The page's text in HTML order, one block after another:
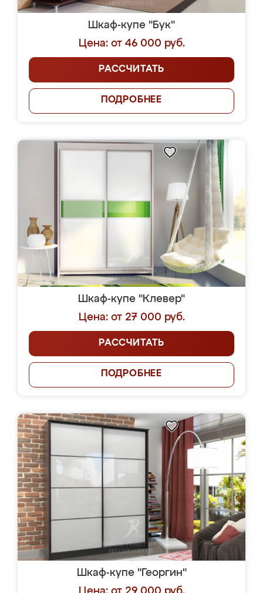
Шкаф-купе "Бук"
Цена: от 46 000 руб.
РАССЧИТАТЬ
ПОДРОБНЕЕ
Шкаф-купе "Клевер"
Цена: от 27 000 руб.
РАССЧИТАТЬ
ПОДРОБНЕЕ
Шкаф-купе "Георгин"